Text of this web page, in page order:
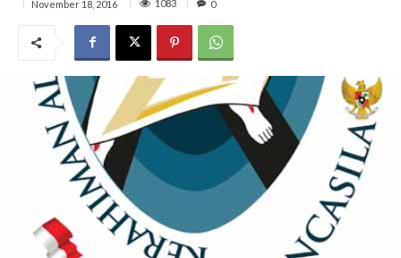
November 18, 2016 1083 0